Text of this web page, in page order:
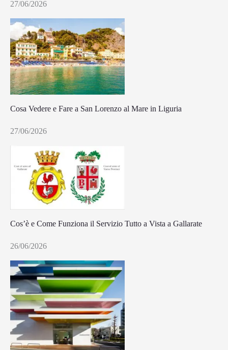
27/06/2026
Cosa Vedere e Fare a San Lorenzo al Mare in Liguria
27/06/2026
Cos’è e Come Funziona il Servizio Tutto a Vista a Gallarate
26/06/2026